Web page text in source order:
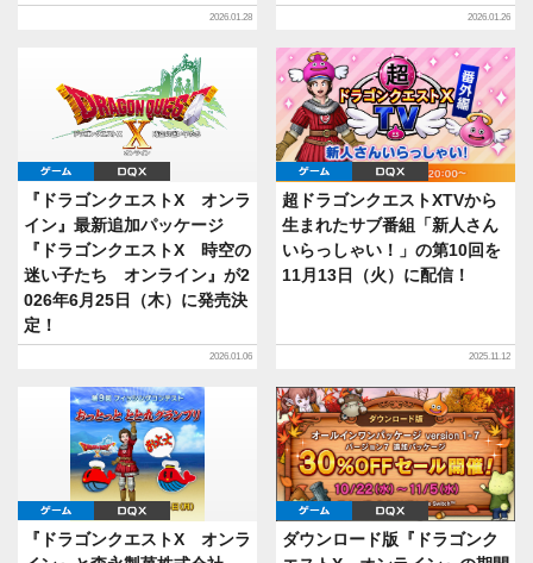
2026.01.28 2026.01.26
ゲーム
『ドラゴンクエストX オンラ
イン』最新追加パッケージ
『ドラゴンクエストX 時空の
迷い子たち オンライン』が2
026年6月25日（木）に発売決
定！
2026.01.06
ゲーム DQX
超ドラゴンクエストXTVから
生まれたサブ番組「新人さん
いらっしゃい！」の第10回を
11月13日（火）に配信！
2025.11.12
ゲーム DQX
『ドラゴンクエストX オンラ
ゲーム DQX
ダウンロード版『ドラゴンク